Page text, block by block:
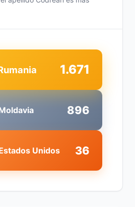
896
1.671
Unidos 36